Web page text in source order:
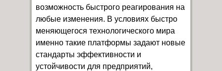
возможность быстрого реагирования на
любые изменения. В условиях быстро
меняющегося технологического мира
именно такие платформы задают новые
стандарты эффективности и
устойчивости для предприятий,